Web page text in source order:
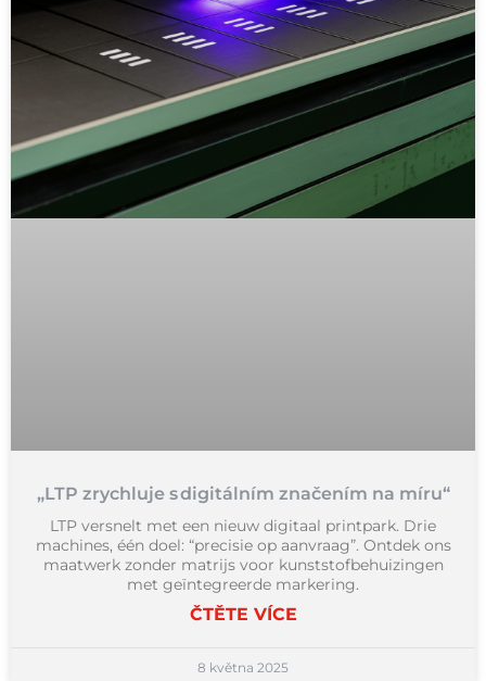
„LTP zrychluje s digitálním značením na míru“
LTP versnelt met een nieuw digitaal printpark. Drie
machines, één doel: “precisie op aanvraag”. Ontdek ons
maatwerk zonder matrijs voor kunststofbehuizingen
met geïntegreerde markering.
ČTĚTE VÍCE
8 května 2025